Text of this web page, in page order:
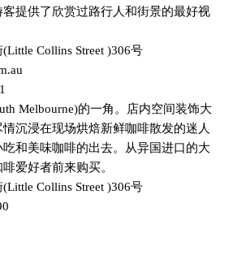
提供了欣赏过路行人和街景的最好视
(Little Collins Street )306号
Melbourne)的一角。店内空间装饰大
沉浸在现场烘焙新鲜咖啡散发的迷人
和美味咖啡的出去。从异国进口的大
爱好者前来购买。
(Little Collins Street )306号